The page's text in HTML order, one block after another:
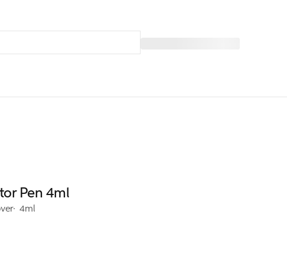
Pen 4ml
4ml